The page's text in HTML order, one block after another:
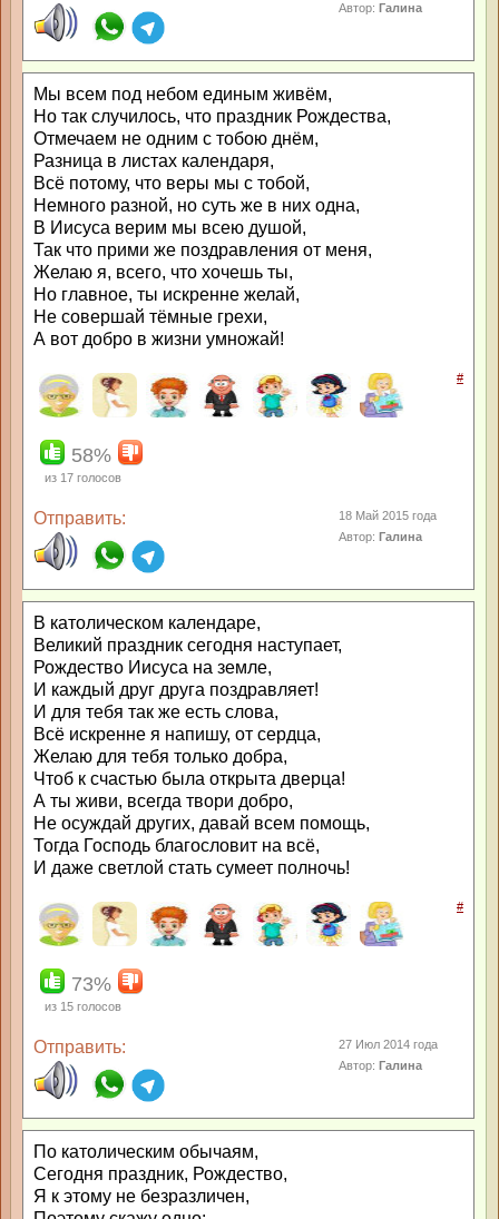
Автор:Галина
Мы всем под небом единым живём,
Но так случилось, что праздник Рождества,
Отмечаем не одним с тобою днём,
Разница в листах календаря,
Всё потому, что веры мы с тобой,
Немного разной, но суть же в них одна,
В Иисуса верим мы всею душой,
Так что прими же поздравления от меня,
Желаю я, всего, что хочешь ты,
Но главное, ты искренне желай,
Не совершай тёмные грехи,
А вот добро в жизни умножай!
#
58%
из 17 голосов
Отправить:
18 Май 2015 года
Автор:Галина
В католическом календаре,
Великий праздник сегодня наступает,
Рождество Иисуса на земле,
И каждый друг друга поздравляет!
И для тебя так же есть слова,
Всё искренне я напишу, от сердца,
Желаю для тебя только добра,
Чтоб к счастью была открыта дверца!
А ты живи, всегда твори добро,
Не осуждай других, давай всем помощь,
Тогда Господь благословит на всё,
И даже светлой стать сумеет полночь!
#
73%
из 15 голосов
Отправить:
27 Июл 2014 года
Автор:Галина
По католическим обычаям,
Сегодня праздник, Рождество,
Я к этому не безразличен,